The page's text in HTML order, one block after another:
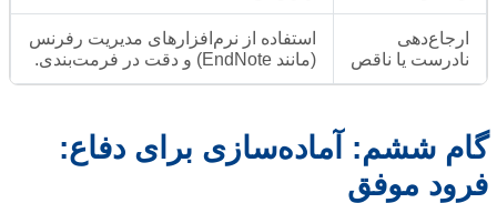
ارجاع‌دهی
نادرست یا ناقص
استفاده از نرم‌افزارهای مدیریت رفرنس
(مانند EndNote) و دقت در فرمت‌بندی.
گام ششم: آماده‌سازی برای دفاع:
فرود موفق